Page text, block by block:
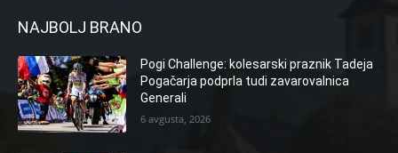
NAJBOLJ BRANO
Pogi Challenge: kolesarski praznik Tadeja
Pogačarja podprla tudi zavarovalnica
Generali
6 avgusta, 2026